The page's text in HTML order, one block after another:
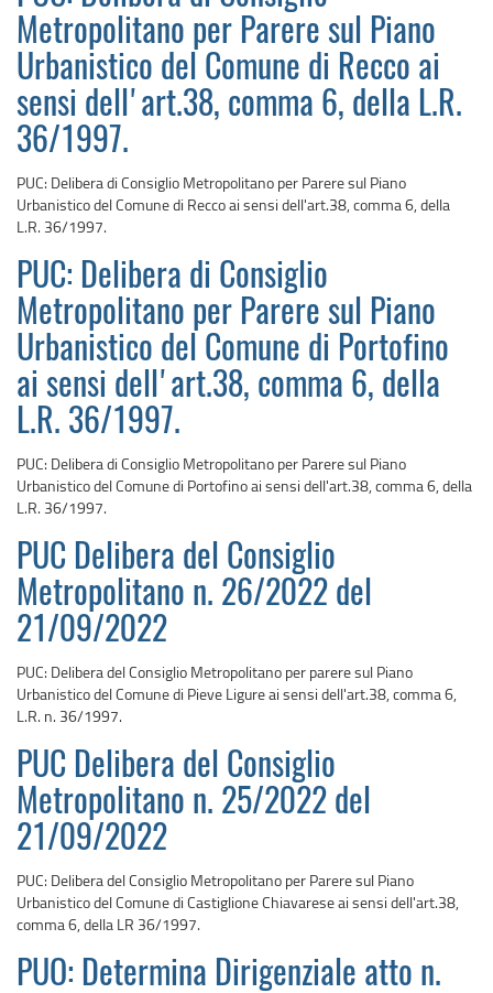
Metropolitano per Parere sul Piano
Urbanistico del Comune di Recco ai
sensi dell'art.38, comma 6, della L.R.
36/1997.
PUC: Delibera di Consiglio Metropolitano per Parere sul Piano
Urbanistico del Comune di Recco ai sensi dell'art.38, comma 6, della
L.R. 36/1997.
PUC: Delibera di Consiglio
Metropolitano per Parere sul Piano
Urbanistico del Comune di Portofino
ai sensi dell'art.38, comma 6, della
L.R. 36/1997.
PUC: Delibera di Consiglio Metropolitano per Parere sul Piano
Urbanistico del Comune di Portofino ai sensi dell'art.38, comma 6, della
L.R. 36/1997.
PUC Delibera del Consiglio
Metropolitano n. 26/2022 del
21/09/2022
PUC: Delibera del Consiglio Metropolitano per parere sul Piano
Urbanistico del Comune di Pieve Ligure ai sensi dell'art.38, comma 6,
L.R. n. 36/1997.
PUC Delibera del Consiglio
Metropolitano n. 25/2022 del
21/09/2022
PUC: Delibera del Consiglio Metropolitano per Parere sul Piano
Urbanistico del Comune di Castiglione Chiavarese ai sensi dell'art.38,
comma 6, della LR 36/1997.
PUO: Determina Dirigenziale atto n.